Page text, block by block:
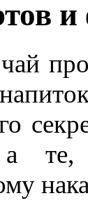
и
а